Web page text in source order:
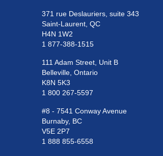
371 rue Deslauriers, suite 343
Saint-Laurent, QC
H4N 1W2
1 877-388-1515
111 Adam Street, Unit B
Belleville, Ontario
K8N 5K3
1 800 267-5597
#8 - 7541 Conway Avenue
Burnaby, BC
V5E 2P7
1 888 855-6558